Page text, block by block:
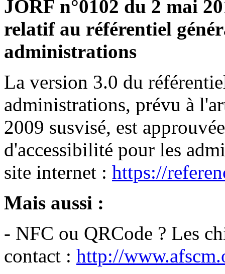
JORF n°0102 du 2 mai
relatif au référentiel
administrations
La version 3.0 du
administrations, prévu à
2009 susvisé, est
d'accessibilité pour les
site internet : https://
Mais aussi :
- NFC ou QRCode ? Les
contact : http://